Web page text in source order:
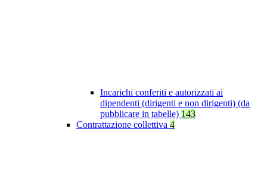
Incarichi conferiti e autorizzati ai
dipendenti (dirigenti e non dirigenti) (da
pubblicare in tabelle) 143
Contrattazione collettiva 4